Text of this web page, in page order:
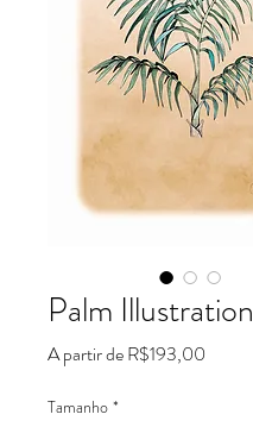
Palm Illustration
A partir deR$193,00
Tamanho *